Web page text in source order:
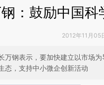
：鼓励中国科
2012年11月05
万钢表示，要加快建立以市场
态，支持中小微企创新活动